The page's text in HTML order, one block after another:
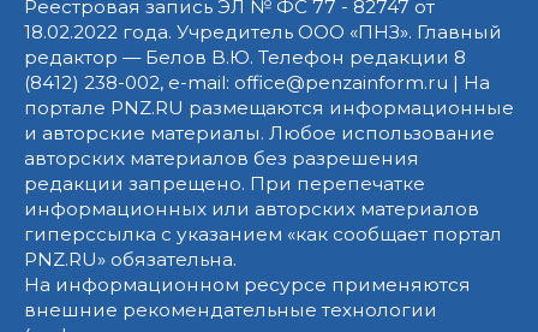
Реестровая запись ЭЛ № ФС 77 - 82747 от
18.02.2022 года. Учредитель ООО «ПНЗ». Главный
редактор — Белов В.Ю. Телефон редакции 8
(8412) 238-002, e-mail: office@penzainform.ru | На
портале PNZ.RU размещаются информационные
и авторские материалы. Любое использование
авторских материалов без разрешения
редакции запрещено. При перепечатке
информационных или авторских материалов
гиперссылка с указанием «как сообщает портал
PNZ.RU» обязательна.
На информационном ресурсе применяются
внешние рекомендательные технологии